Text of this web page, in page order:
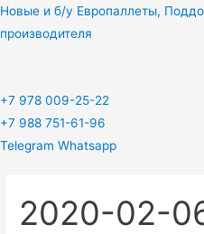
Перейти
к
Новые и б/у Европаллеты,
производителя
+7 978 009-25-22
+7 988 751-61-96
Telegram Whatsapp
2020-02-